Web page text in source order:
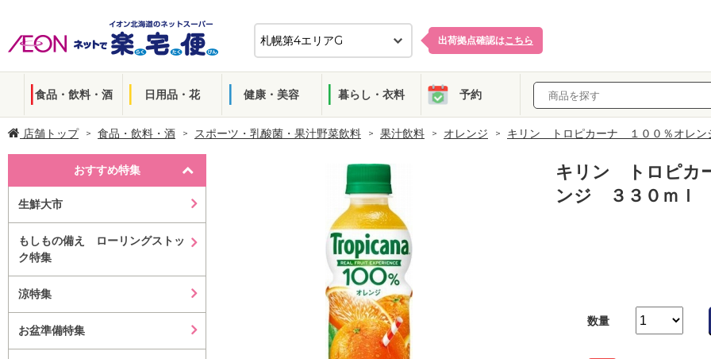
出荷拠点確認はこちら
食品・飲料・酒 日用品・花 健康・美容 暮らし・衣料 予約
店舗トップ 食品・飲料・酒 スポーツ・乳酸菌・果汁野菜飲料 果汁飲料 オレンジ キリン トロピカーナ １００％オレ
おすすめ特集
生鮮大市
もしもの備え ローリングストッ
ク特集
涼特集
お盆準備特集
キリン トロピカ
ンジ ３３０ｍｌ
数量